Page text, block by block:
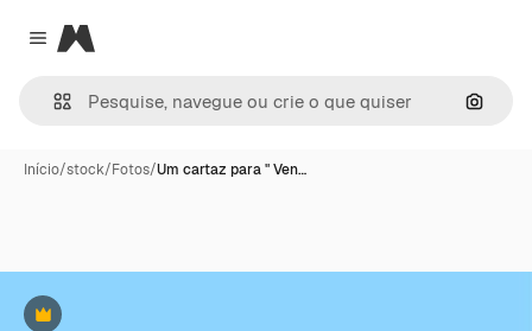
Close menu
Magnific
Início/stock/Fotos/Um cartaz para " Ven…
Premium